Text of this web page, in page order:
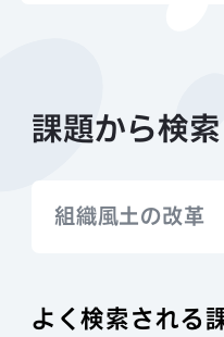
課題から検索
エンゲージメント
よく検索される